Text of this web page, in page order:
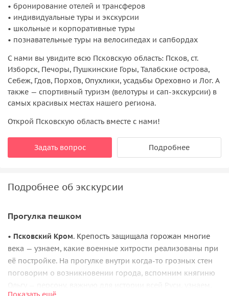
• бронирование отелей и трансферов
• индивидуальные туры и экскурсии
• школьные и корпоративные туры
• познавательные туры на велосипедах и сапбордах
С нами вы увидите всю Псковскую область: Псков, ст.
Изборск, Печоры, Пушкинские Горы, Талабские острова,
Себеж, Гдов, Порхов, Опухлики, усадьбы Ореховно и Лог. А
также — спортивный туризм (велотуры и сап-экскурсии) в
самых красивых местах нашего региона.
Открой Псковскую область вместе с нами!
Задать вопрос Подробнее
Подробнее об экскурсии
Прогулка пешком
• Псковский Кром. Крепость защищала горожан многие
века — узнаем, какие военные хитрости реализованы при
её постройке. На прогулке внутри когда-то грозных стен
поговорим о возникновении города, вспомним княгиню